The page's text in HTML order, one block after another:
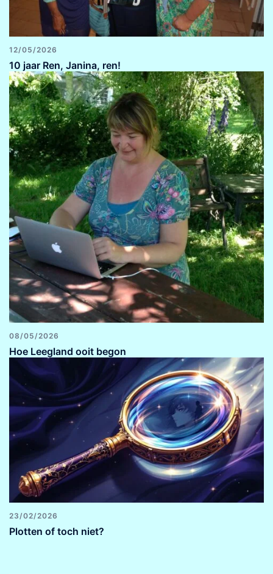
12/05/2026
10 jaar Ren, Janina, ren!
08/05/2026
Hoe Leegland ooit begon
23/02/2026
Plotten of toch niet?